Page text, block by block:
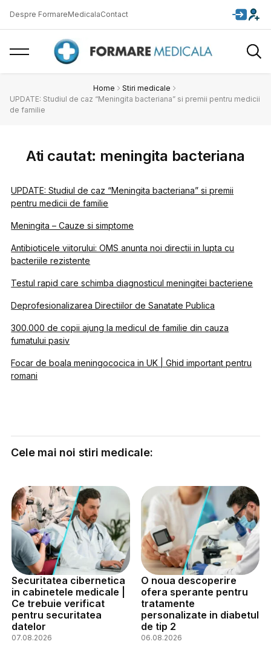
Despre FormareMedicalaContact
Home
Stiri medicale
UPDATE: Studiul de caz “Meningita bacteriana” si premii pentru medicii
de familie
Ati cautat: meningita bacteriana
UPDATE: Studiul de caz “Meningita bacteriana” si premii
pentru medicii de familie
Meningita – Cauze si simptome
Antibioticele viitorului: OMS anunta noi directii in lupta cu
bacteriile rezistente
Testul rapid care schimba diagnosticul meningitei bacteriene
Deprofesionalizarea Directiilor de Sanatate Publica
300.000 de copii ajung la medicul de familie din cauza
fumatului pasiv
Focar de boala meningococica in UK | Ghid important pentru
romani
Cele mai noi stiri medicale:
Securitatea cibernetica
in cabinetele medicale |
Ce trebuie verificat
pentru securitatea
datelor
07.08.2026
O noua descoperire
ofera sperante pentru
tratamente
personalizate in diabetul
de tip 2
06.08.2026